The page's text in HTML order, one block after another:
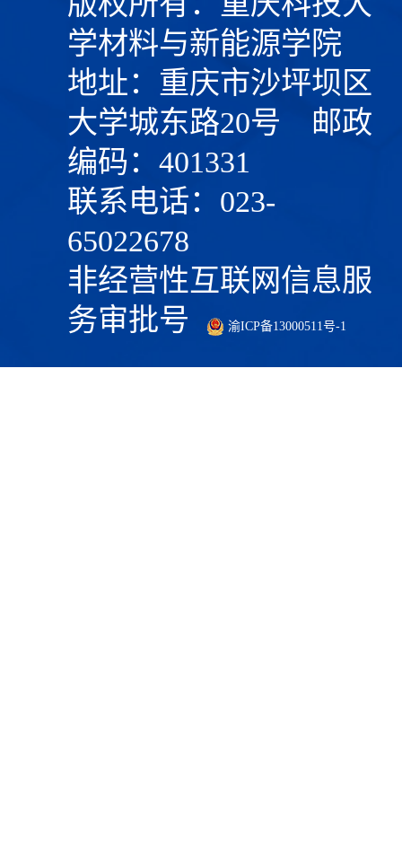
学材料与新能源学院
地址：重庆市沙坪坝区
大学城东路20号 邮政
编码：401331
联系电话：023-
65022678
非经营性互联网信息服
务审批号
渝ICP备13000511号-1